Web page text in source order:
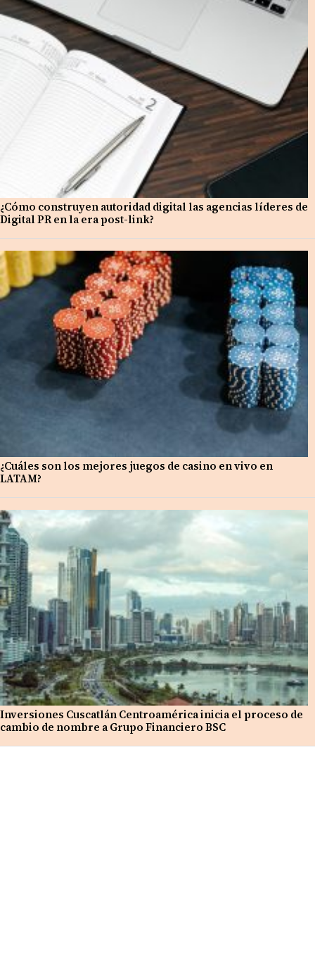
¿Cómo construyen autoridad digital las agencias líderes de
Digital PR en la era post-link?
¿Cuáles son los mejores juegos de casino en vivo en
LATAM?
Inversiones Cuscatlán Centroamérica inicia el proceso de
cambio de nombre a Grupo Financiero BSC